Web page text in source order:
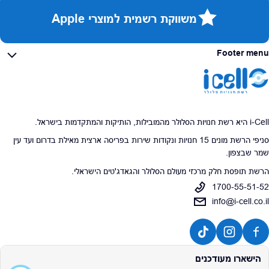
משווקת רשמית למוצרי Apple
Footer menu
i-Cell היא רשת חנויות הסלולר מהמובילות, הותיקות והמתקדמות בישראל.
סניפי הרשת מונים 15 חנויות ונקודות שירות בפריסה ארצית מאילת בדרום ועד עין
שמר שבצפון.
הרשת תופסת חלק מרכזי מעולם הסלולר והגאדג'טים הישראלי.
1700-55-51-52
info@i-cell.co.il
הישארו מעודכנים